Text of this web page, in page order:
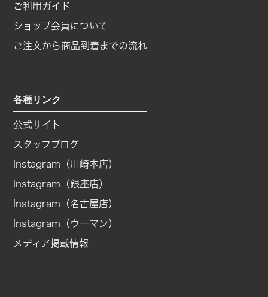
ご利用ガイド
ショップ会員について
ご注文から商品到着までの流れ
各種リンク
公式サイト
スタッフブログ
Instagram（川崎本店）
Instagram（銀座店）
Instagram（名古屋店）
Instagram（ウーマン）
メディア掲載情報